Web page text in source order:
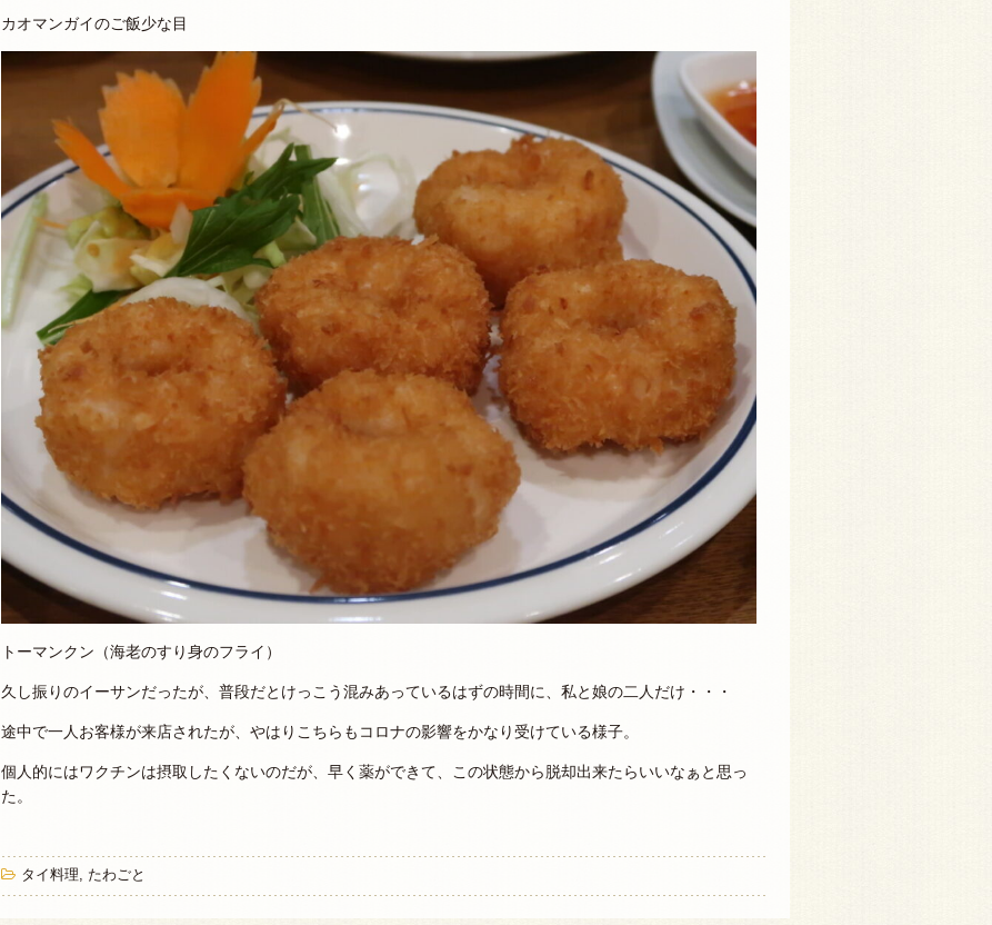
カオマンガイのご飯少な目
トーマンクン（海老のすり身のフライ）
久し振りのイーサンだったが、普段だとけっこう混みあっているはずの時間に、私と娘の二人だけ・・・
途中で一人お客様が来店されたが、やはりこちらもコロナの影響をかなり受けている様子。
個人的にはワクチンは摂取したくないのだが、早く薬ができて、この状態から脱却出来たらいいなぁと思っ
た。
タイ料理, たわごと